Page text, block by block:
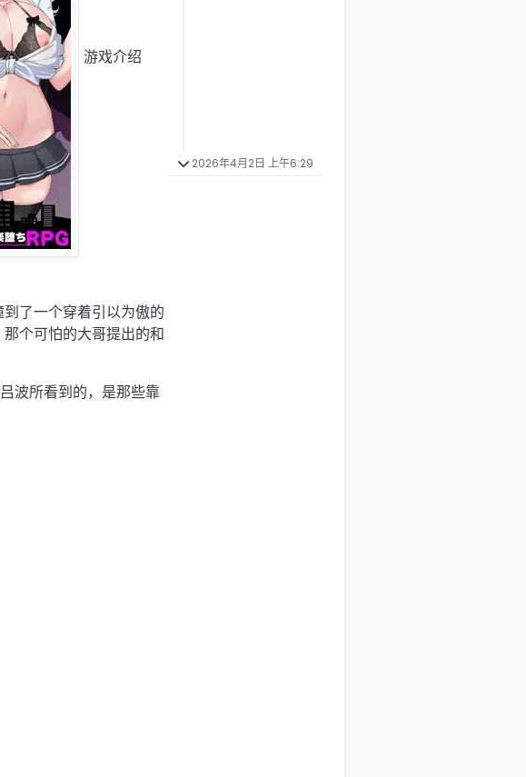
游戏介绍
了一个穿着引以为傲的
个可怕的大哥提出的和
波所看到的，是那些靠
2026年4月2日 上午6:29